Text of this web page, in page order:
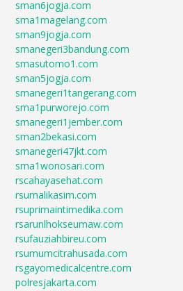
sman6jogja.com
sma1magelang.com
sman9jogja.com
smanegeri3bandung.com
smasutomo1.com
sman5jogja.com
smanegeri1tangerang.com
sma1purworejo.com
smanegeri1jember.com
sman2bekasi.com
smanegeri47jkt.com
sma1wonosari.com
rscahayasehat.com
rsumalikasim.com
rsuprimaintimedika.com
rsarunlhokseumaw.com
rsufauziahbireu.com
rsumumcitrahusada.com
rsgayomedicalcentre.com
polresjakarta.com